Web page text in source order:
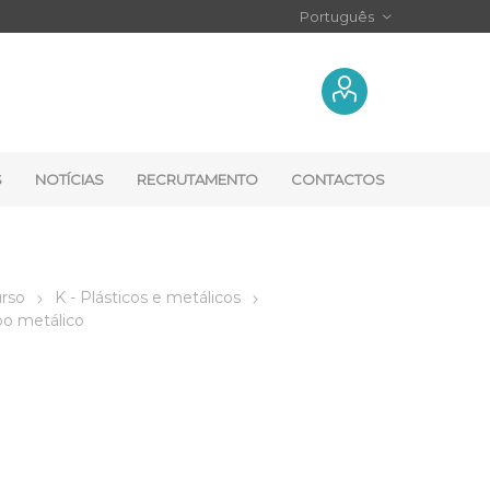
NOTÍCIAS RECRUTAMENTO CONTACTOS
K - Plásticos e metálicos
metálico